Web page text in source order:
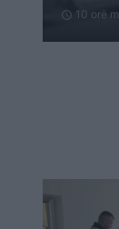
schedule 10 orë